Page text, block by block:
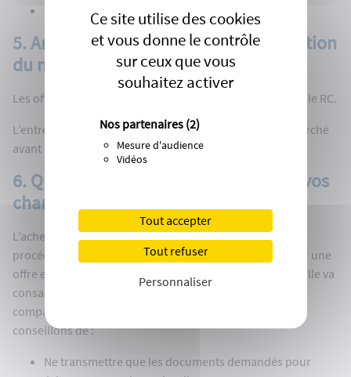
Ce site utilise des cookies
et vous donne le contrôle
sur ceux que vous
souhaitez activer
Nos partenaires (2)
Mesure d'audience
Vidéos
Tout accepter
Tout refuser
Personnaliser
Les éventuels sous-traitants sont bien déclarés.
5. Analyse des candidatures et attribution
du marché
Les offres sont examinées selon les critères définis dans le RC.
L’entreprise retenue sera informée et devra signer le marché
avant de débuter l’exécution des prestations.
6. Quelques conseils pour maximiser vos
chances
L’acheteur public a conscience que tout candidat à une
procédure de marché public consacre du temps à établir une
offre et constituer un dossier de réponse. De même, la Ville va
consacrer du temps à étudier les réponses et analyser
comparativement les offres. C’est pourquoi nous vous
conseillons de :
Ne transmettre que les documents demandés pour